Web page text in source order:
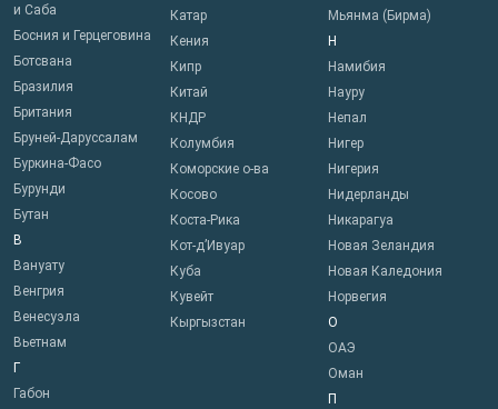
и Саба
Босния и Герцеговина
Ботсвана
Бразилия
Британия
Бруней-Даруссалам
Буркина-Фасо
Бурунди
Бутан
В
Вануату
Венгрия
Венесуэла
Вьетнам
Г
Габон
Катар
Кения
Кипр
Китай
КНДР
Колумбия
Коморские о-ва
Косово
Коста-Рика
Кот-д’Ивуар
Куба
Кувейт
Кыргызстан
Мьянма (Бирма)
Н
Намибия
Науру
Непал
Нигер
Нигерия
Нидерланды
Никарагуа
Новая Зеландия
Новая Каледония
Норвегия
О
ОАЭ
Оман
П